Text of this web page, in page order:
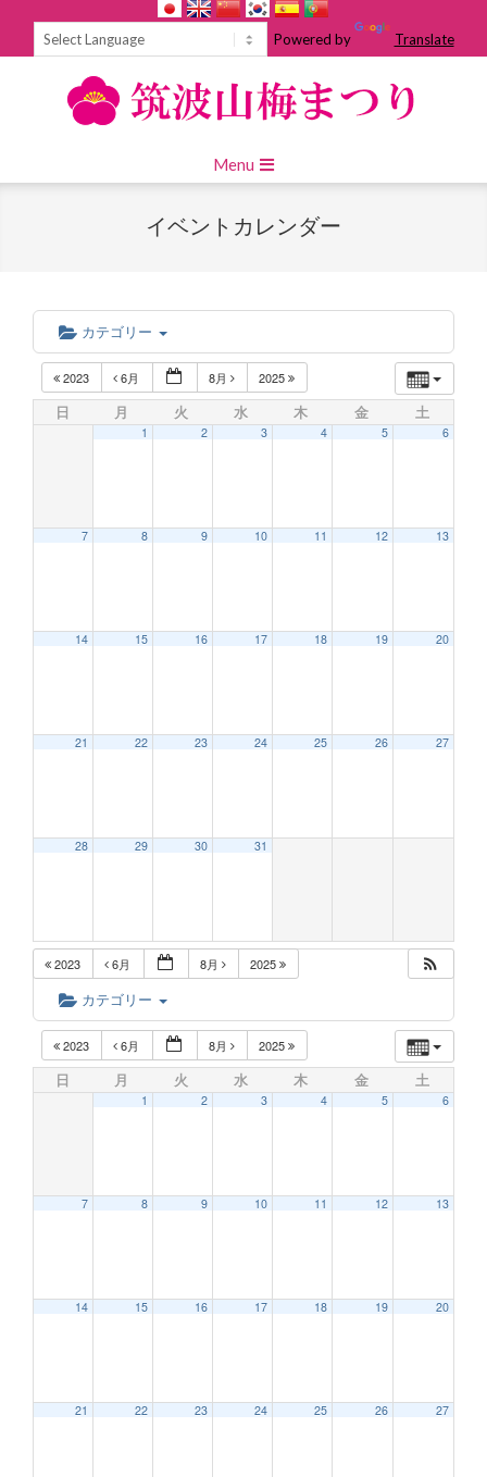
Powered by Translate
Navigation
Menu
イベントカレンダー
カテゴリー
2023 6月 8月 2025
日 月 火 水 木 金 土
1 2 3 4 5 6
7 8 9 10 11 12 13
14 15 16 17 18 19 20
21 22 23 24 25 26 27
28 29 30 31
2023 6月 8月 2025
カテゴリー
2023 6月 8月 2025
日 月 火 水 木 金 土
1 2 3 4 5 6
7 8 9 10 11 12 13
14 15 16 17 18 19 20
21 22 23 24 25 26 27